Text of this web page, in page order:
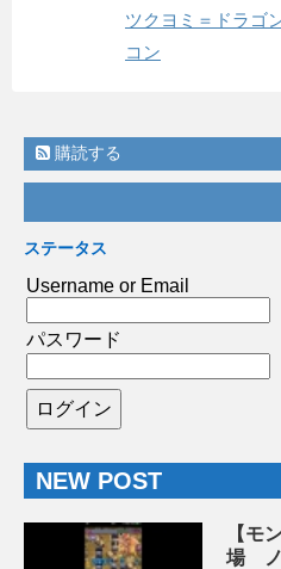
ツクヨミ＝ドラゴ
コン
購読する
ステータス
Username or Email
パスワード
NEW POST
【モ
場 ノ